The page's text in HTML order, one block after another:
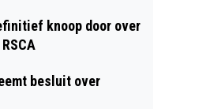
knoop door over
besluit over